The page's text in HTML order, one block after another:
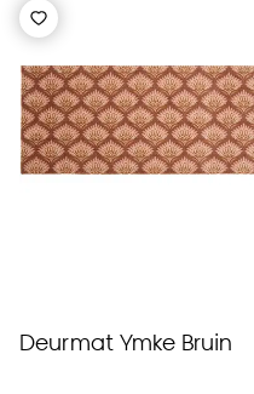
Deurmat Ymke Bruin